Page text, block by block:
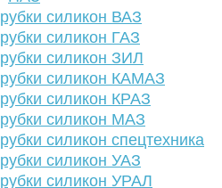
силикон ВАЗ
силикон ГАЗ
силикон ЗИЛ
силикон КАМАЗ
силикон КРАЗ
силикон МАЗ
силикон спецтехника
силикон УАЗ
силикон УРАЛ